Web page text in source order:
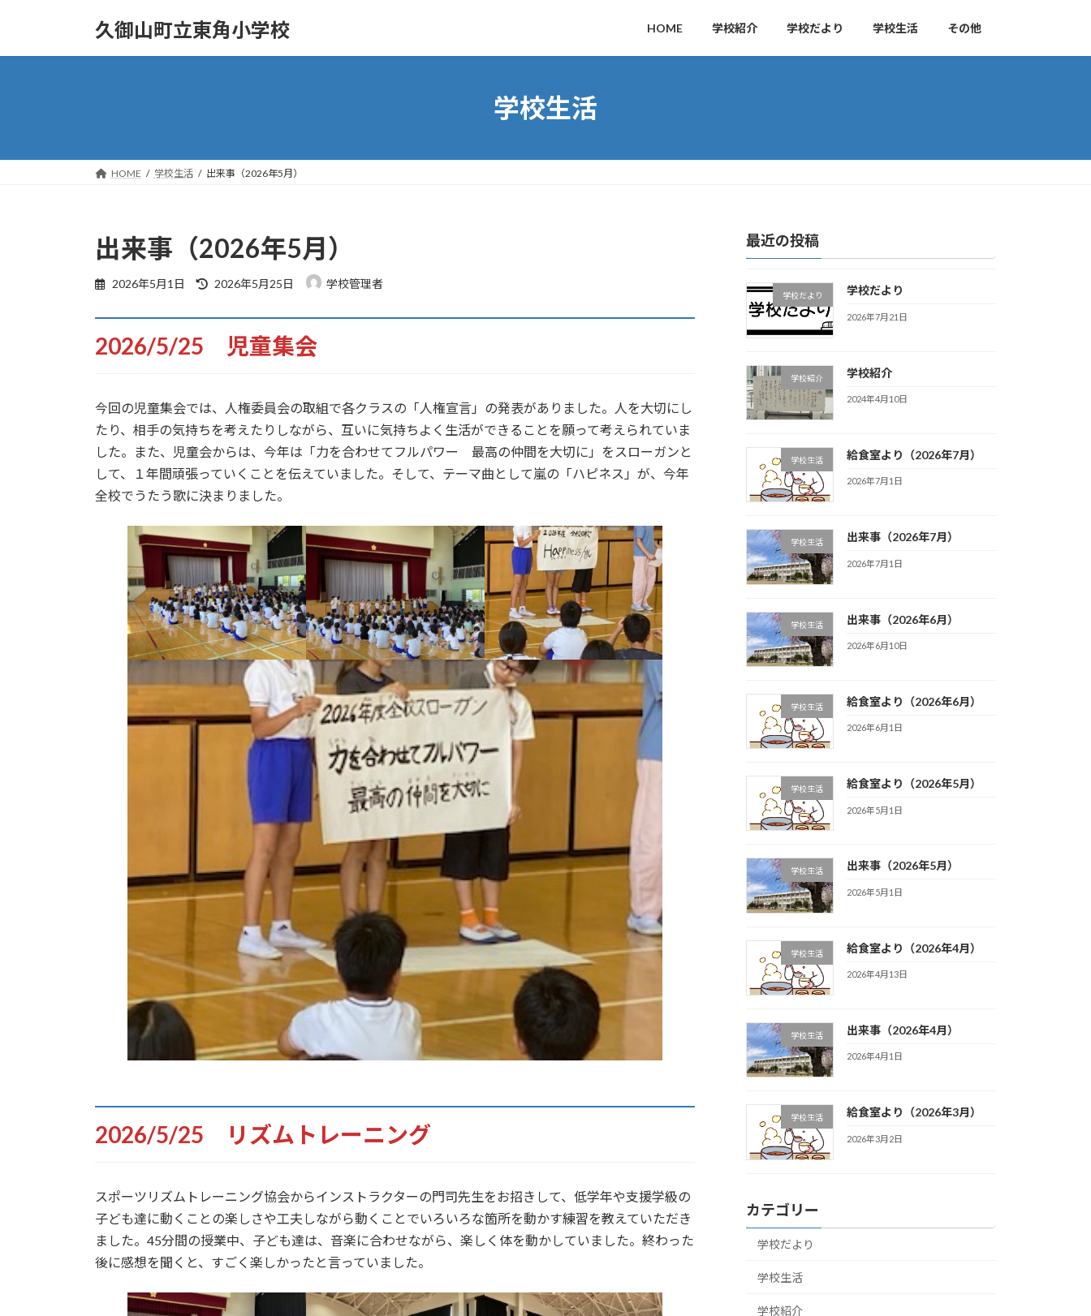
ッ
移
久御山町立東角小学校 HOME 学校紹介 学校だより 学校生活 その他
学校生活
HOME 学校生活 出来事（2026年5月）
出来事（2026年5月）
2026年5月1日
最
2026年5月25日 学校管理者
2026/5/25 児童集会
今回の児童集会では、人権委員会の取組で各クラスの「人権宣言」の発表がありました。人を大切にし
たり、相手の気持ちを考えたりしながら、互いに気持ちよく生活ができることを願って考えられていま
した。また、児童会からは、今年は「力を合わせてフルパワー 最高の仲間を大切に」をスローガンと
して、１年間頑張っていくことを伝えていました。そして、テーマ曲として嵐の「ハピネス」が、今年
全校でうたう歌に決まりました。
2026/5/25 リズムトレーニング
スポーツリズムトレーニング協会からインストラクターの門司先生をお招きして、低学年や支援学級の
子ども達に動くことの楽しさや工夫しながら動くことでいろいろな箇所を動かす練習を教えていただき
ました。45分間の授業中、子ども達は、音楽に合わせながら、楽しく体を動かしていました。終わった
後に感想を聞くと、すごく楽しかったと言っていました。
最近の投稿
学校だより 学校だより
2026年7月21日
学校紹介 学校紹介
2024年4月10日
学校生活 給食室より（2026年7月）
2026年7月1日
学校生活 出来事（2026年7月）
2026年7月1日
学校生活 出来事（2026年6月）
2026年6月10日
学校生活 給食室より（2026年6月）
2026年6月1日
学校生活 給食室より（2026年5月）
2026年5月1日
学校生活 出来事（2026年5月）
2026年5月1日
学校生活 給食室より（2026年4月）
2026年4月13日
学校生活 出来事（2026年4月）
2026年4月1日
学校生活 給食室より（2026年3月）
2026年3月2日
カテゴリー
学校だより
学校生活
学校紹介